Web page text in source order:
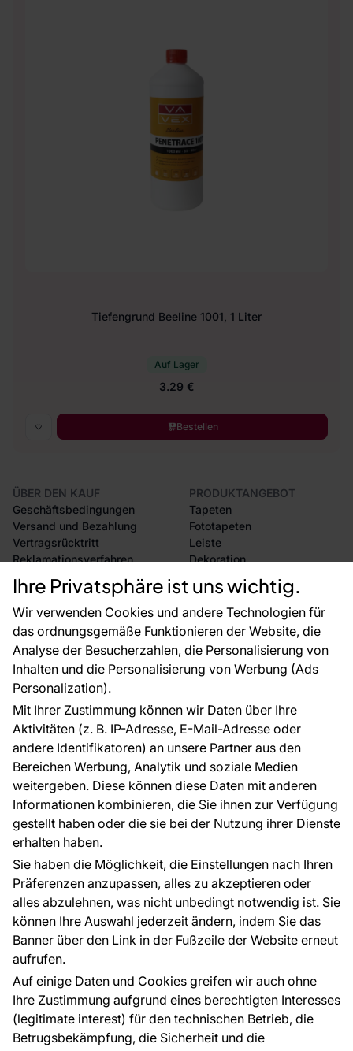
Ihre Privatsphäre ist uns wichtig.
Wir verwenden Cookies und andere Technologien für
das ordnungsgemäße Funktionieren der Website, die
Analyse der Besucherzahlen, die Personalisierung von
Inhalten und die Personalisierung von Werbung (Ads
Personalization).
Mit Ihrer Zustimmung können wir Daten über Ihre
Aktivitäten (z. B. IP-Adresse, E-Mail-Adresse oder
andere Identifikatoren) an unsere Partner aus den
Bereichen Werbung, Analytik und soziale Medien
weitergeben. Diese können diese Daten mit anderen
Informationen kombinieren, die Sie ihnen zur Verfügung
gestellt haben oder die sie bei der Nutzung ihrer Dienste
erhalten haben.
Sie haben die Möglichkeit, die Einstellungen nach Ihren
Präferenzen anzupassen, alles zu akzeptieren oder
alles abzulehnen, was nicht unbedingt notwendig ist. Sie
können Ihre Auswahl jederzeit ändern, indem Sie das
Banner über den Link in der Fußzeile der Website erneut
aufrufen.
Auf einige Daten und Cookies greifen wir auch ohne
Ihre Zustimmung aufgrund eines berechtigten Interesses
(legitimate interest) für den technischen Betrieb, die
Betrugsbekämpfung, die Sicherheit und die
Tiefengrund Beeline 1001, 1 Liter
Auf Lager
3.29 €
Bestellen
ÜBER DEN KAUF
Geschäftsbedingungen
Versand und Bezahlung
Vertragsrücktritt
Reklamationsverfahren
Rücksendung von Waren
CE-Zertifizierung
Großhandel
Raumvisualisierung
PRODUKTANGEBOT
Tapeten
Fototapeten
Leiste
Dekoration
Selbstklebende Folien
Zubehör
Tapetenmuster
FÜR SIE
Blog
EU-Projekte
Ratschläge und Tipps
FAQ
ÜBER DAS UNTERNEHMEN
Kontakt
Haben Sie Fragen? Wir helfen Ihnen gerne weiter
und beraten Sie persönlich.
+49 781 95633072
service@tapeteneshop.de
Zahlungsarten:
Die Zahlungen werden geleistet von: